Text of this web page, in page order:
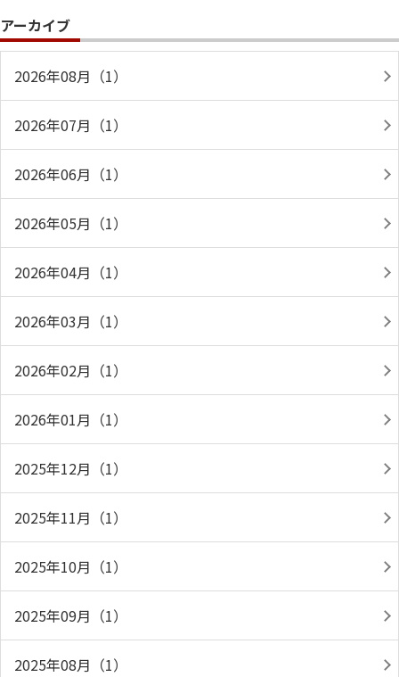
アーカイブ
2026年08月（1）
2026年07月（1）
2026年06月（1）
2026年05月（1）
2026年04月（1）
2026年03月（1）
2026年02月（1）
2026年01月（1）
2025年12月（1）
2025年11月（1）
2025年10月（1）
2025年09月（1）
2025年08月（1）